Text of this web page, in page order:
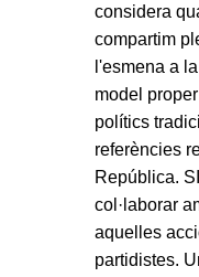
considera
compartim
l'esmena a
model
polítics
referències
República.
col·laborar
aquelles
partidistes.